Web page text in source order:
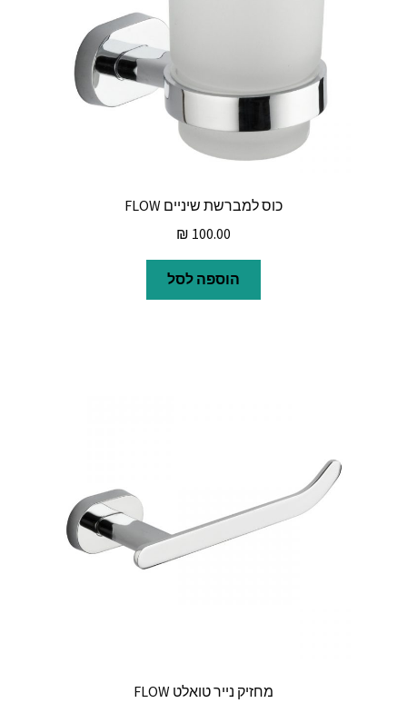
כוס למברשת שיניים FLOW
₪ 100.00
הוספה לסל
מחזיק נייר טואלט FLOW